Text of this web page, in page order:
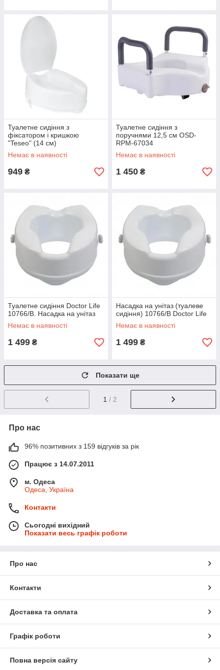
Туалетне сидіння з
фіксатором і кришкою
"Teseo" (14 см)
Немає в наявності
949 ₴
Туалетне сидіння з
поручнями 12,5 см OSD-
RPM-67034
Немає в наявності
1 450 ₴
Туалетне сидіння Doctor Life
10766/В. Насадка на унітаз
Немає в наявності
1 499 ₴
Насадка на унітаз (туалеве
сидіння) 10766/В Doctor Life
Немає в наявності
1 499 ₴
Показати ще
1 / 2
Про нас
96% позитивних з 159 відгуків за рік
Працює з 14.07.2011
м. Одеса
Одеса, Україна
Контакти
Сьогодні вихідний
Показати весь графік роботи
Про нас
Контакти
Доставка та оплата
Графік роботи
Повна версія сайту